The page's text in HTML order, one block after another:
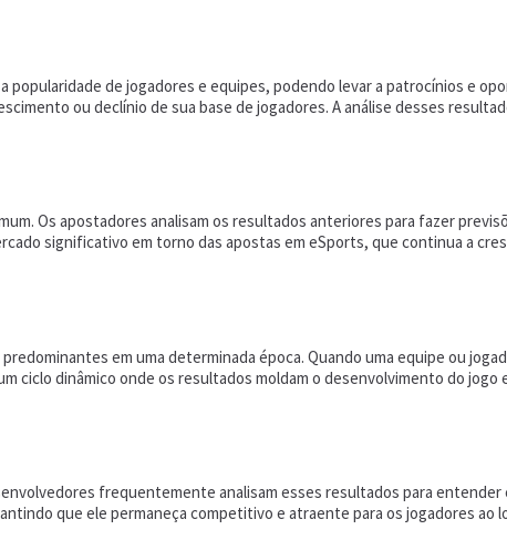
de jogadores e equipes, podendo levar a patrocínios e
ou declínio de sua base de jogadores. A análise desses
Os apostadores analisam os resultados anteriores para fazer
significativo em torno das apostas em eSports, que continua a
em uma determinada época. Quando uma equipe ou
ciclo dinâmico onde os resultados moldam o desenvolvimento do
frequentemente analisam esses resultados para entender
que ele permaneça competitivo e atraente para os jogadores ao